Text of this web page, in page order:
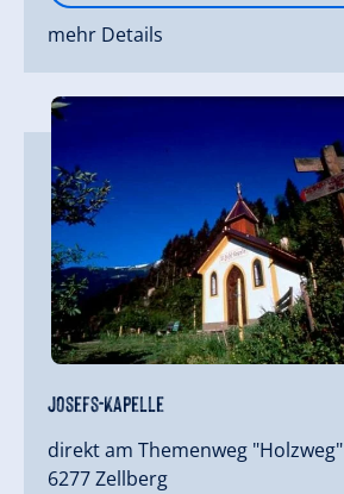
mehr Details
Josefs-Kapelle
direkt am Themenweg "Holzweg"
6277 Zellberg